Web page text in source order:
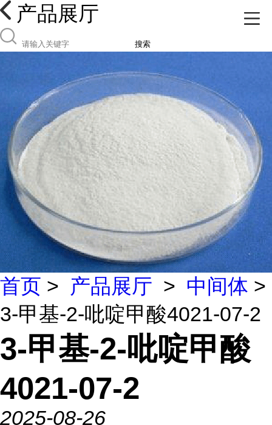
产品展厅
搜索
首页 > 产品展厅 > 中间体 >
3-甲基-2-吡啶甲酸4021-07-2
3-甲基-2-吡啶甲酸
4021-07-2
2025-08-26